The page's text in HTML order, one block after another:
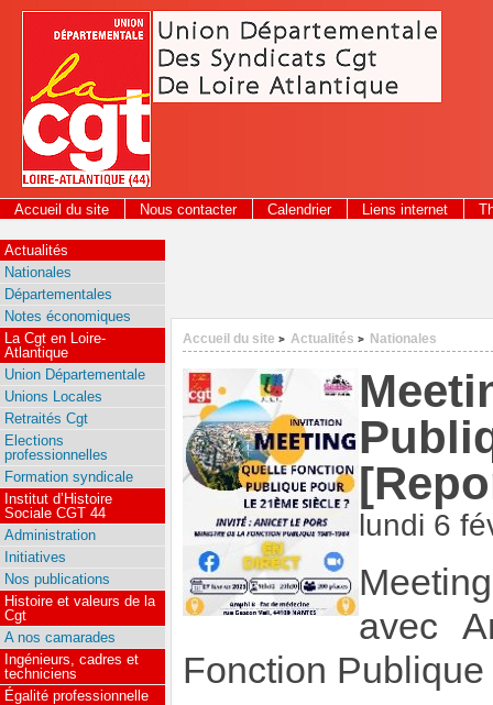
Panneau de gestion des cookies
Accueil du site Nous contacter Calendrier Liens internet
2026
Accueil du site > Actualités > Nationales
lundi 6
avec
Fonction
Actualités
Nationales
Départementales
Notes économiques
La Cgt en Loire-
Atlantique
Union Départementale
Unions Locales
Retraités Cgt
Elections
professionnelles
Formation syndicale
Institut d’Histoire
Sociale CGT 44
Administration
Initiatives
Nos publications
Histoire et valeurs de la
Cgt
A nos camarades
Ingénieurs, cadres et
techniciens
Égalité professionnelle